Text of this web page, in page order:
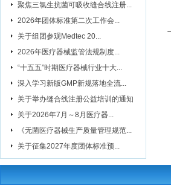
聚焦三氯生抗菌可吸收缝合线注册...
2026年团体标准第二次工作会...
关于组团参观Medtec 20...
2026年医疗器械监管法规制度...
“十五五”时期医疗器械行业十大...
深入学习新版GMP新规落地全流...
关于举办缝合线注册公益培训的通知
关于2026年7月～8月医疗器...
《无菌医疗器械生产质量管理规范...
关于征集2027年度团体标准预...